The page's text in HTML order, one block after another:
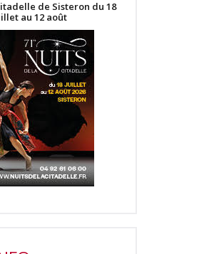
de Sisteron du 18
au 12 août